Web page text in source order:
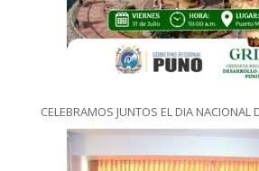
CELEBRAMOS JUNTOS EL DIA NACIONAL